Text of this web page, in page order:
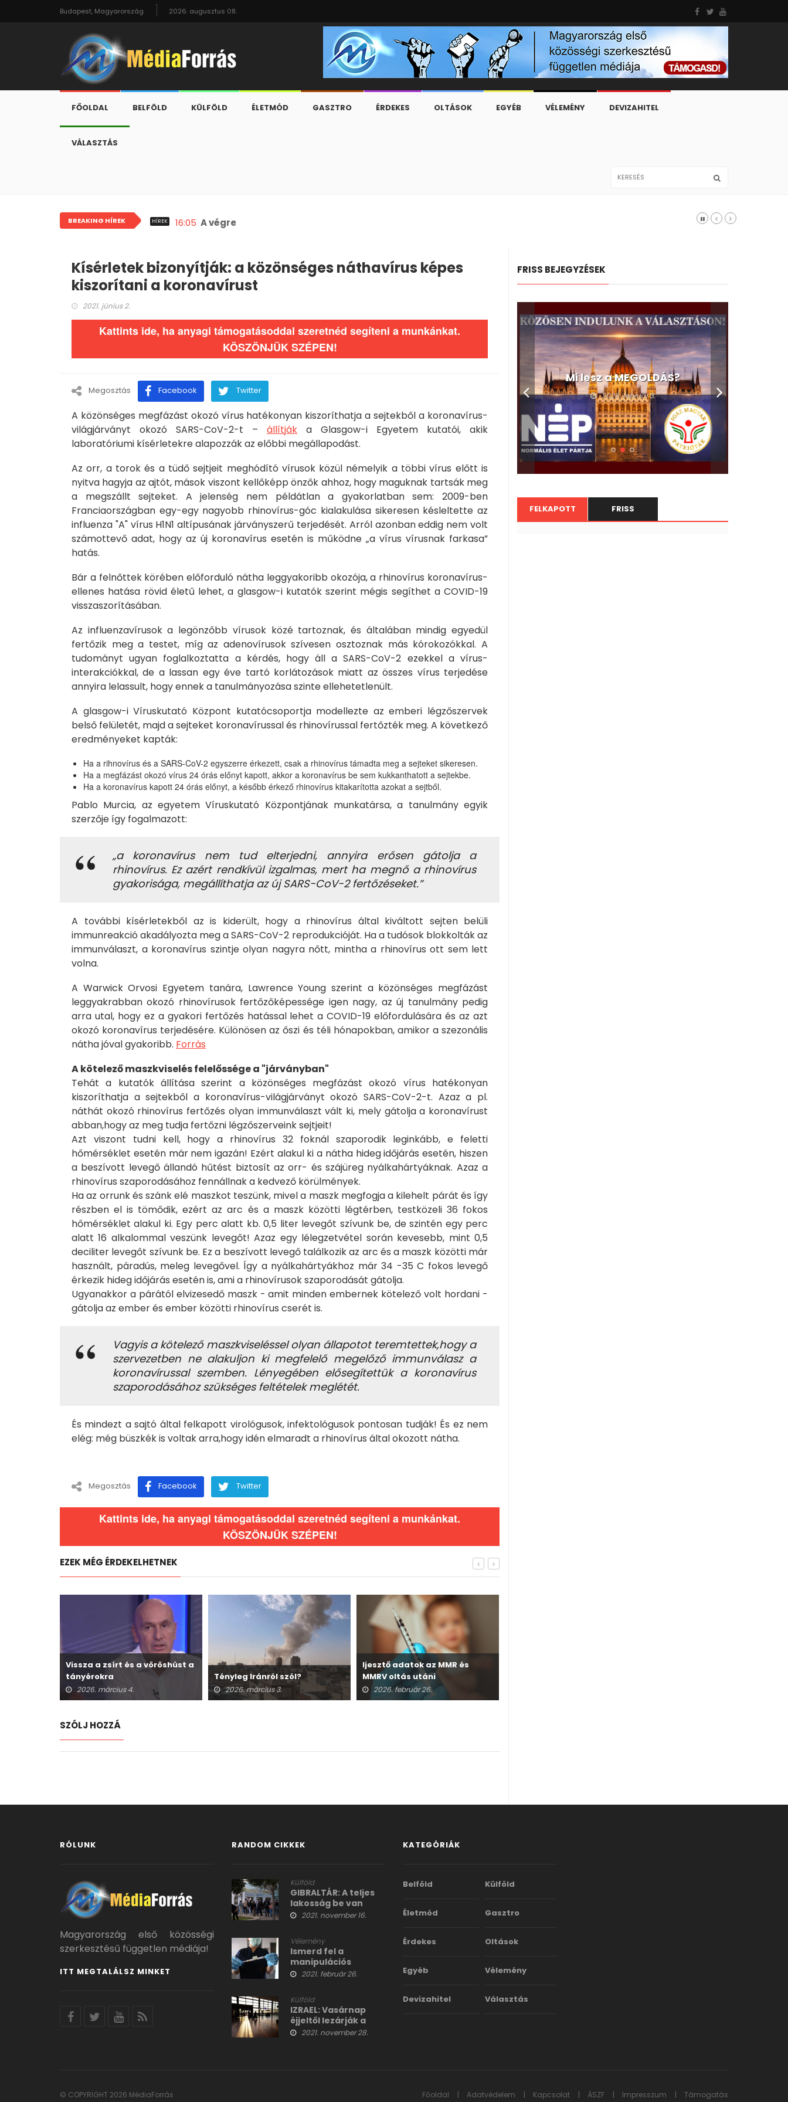
Budapest, Magyarország 2026. augusztus 08.
FŐOLDAL BELFÖLD KÜLFÖLD ÉLETMÓD GASZTRO ÉRDEKES OLTÁSOK EGYÉB VÉLEMÉNY DEVIZAHITEL
VÁLASZTÁS
BREAKING HÍREK HÍREK 16:05 A végrehajtók csalásai
Kísérletek bizonyítják: a közönséges náthavírus képes
kiszorítani a koronavírust
2021. június 2.
Kattints ide, ha anyagi támogatásoddal szeretnéd segíteni a munkánkat.
KÖSZÖNJÜK SZÉPEN!
Megosztás Facebook Twitter
A közönséges megfázást okozó vírus hatékonyan kiszoríthatja a sejtekből a koronavírus-
világjárványt okozó SARS-CoV-2-t – állítják a Glasgow-i Egyetem kutatói, akik
laboratóriumi kísérletekre alapozzák az előbbi megállapodást.
Az orr, a torok és a tüdő sejtjeit meghódító vírusok közül némelyik a többi vírus előtt is
nyitva hagyja az ajtót, mások viszont kellőképp önzők ahhoz, hogy maguknak tartsák meg
a megszállt sejteket. A jelenség nem példátlan a gyakorlatban sem: 2009-ben
Franciaországban egy-egy nagyobb rhinovírus-góc kialakulása sikeresen késleltette az
influenza "A" vírus H1N1 altípusának járványszerű terjedését. Arról azonban eddig nem volt
számottevő adat, hogy az új koronavírus esetén is működne „a vírus vírusnak farkasa”
hatás.
Bár a felnőttek körében előforduló nátha leggyakoribb okozója, a rhinovírus koronavírus-
ellenes hatása rövid életű lehet, a glasgow-i kutatók szerint mégis segíthet a COVID-19
visszaszorításában.
Az influenzavírusok a legönzőbb vírusok közé tartoznak, és általában mindig egyedül
fertőzik meg a testet, míg az adenovírusok szívesen osztoznak más kórokozókkal. A
tudományt ugyan foglalkoztatta a kérdés, hogy áll a SARS-CoV-2 ezekkel a vírus-
interakciókkal, de a lassan egy éve tartó korlátozások miatt az összes vírus terjedése
annyira lelassult, hogy ennek a tanulmányozása szinte ellehetetlenült.
A glasgow-i Víruskutató Központ kutatócsoportja modellezte az emberi légzőszervek
belső felületét, majd a sejteket koronavírussal és rhinovírussal fertőzték meg. A következő
eredményeket kapták:
Ha a rihnovírus és a SARS-CoV-2 egyszerre érkezett, csak a rhinovírus támadta meg a sejteket sikeresen.
Ha a megfázást okozó vírus 24 órás előnyt kapott, akkor a koronavírus be sem kukkanthatott a sejtekbe.
Ha a koronavírus kapott 24 órás előnyt, a később érkező rhinovírus kitakarította azokat a sejtből.
Pablo Murcia, az egyetem Víruskutató Központjának munkatársa, a tanulmány egyik
szerzője így fogalmazott:
„a koronavírus nem tud elterjedni, annyira erősen gátolja a
rhinovírus. Ez azért rendkívül izgalmas, mert ha megnő a rhinovírus
gyakorisága, megállíthatja az új SARS-CoV-2 fertőzéseket.”
A további kísérletekből az is kiderült, hogy a rhinovírus által kiváltott sejten belüli
immunreakció akadályozta meg a SARS-CoV-2 reprodukcióját. Ha a tudósok blokkolták az
immunválaszt, a koronavírus szintje olyan nagyra nőtt, mintha a rhinovírus ott sem lett
volna.
A Warwick Orvosi Egyetem tanára, Lawrence Young szerint a közönséges megfázást
leggyakrabban okozó rhinovírusok fertőzőképessége igen nagy, az új tanulmány pedig
arra utal, hogy ez a gyakori fertőzés hatással lehet a COVID-19 előfordulására és az azt
okozó koronavírus terjedésére. Különösen az őszi és téli hónapokban, amikor a szezonális
nátha jóval gyakoribb. Forrás
A kötelező maszkviselés felelőssége a "járványban"
Tehát a kutatók állítása szerint a közönséges megfázást okozó vírus hatékonyan
kiszoríthatja a sejtekből a koronavírus-világjárványt okozó SARS-CoV-2-t. Azaz a pl.
náthát okozó rhinovírus fertőzés olyan immunválaszt vált ki, mely gátolja a koronavírust
abban,hogy az meg tudja fertőzni légzőszerveink sejtjeit!
Azt viszont tudni kell, hogy a rhinovírus 32 foknál szaporodik leginkább, e feletti
hőmérséklet esetén már nem igazán! Ezért alakul ki a nátha hideg időjárás esetén, hiszen
a beszívott levegő állandó hűtést biztosít az orr- és szájüreg nyálkahártyáknak. Azaz a
rhinovírus szaporodásához fennállnak a kedvező körülmények.
Ha az orrunk és szánk elé maszkot teszünk, mivel a maszk megfogja a kilehelt párát és így
részben el is tömődik, ezért az arc és a maszk közötti légtérben, testközeli 36 fokos
hőmérséklet alakul ki. Egy perc alatt kb. 0,5 liter levegőt szívunk be, de szintén egy perc
alatt 16 alkalommal veszünk levegőt! Azaz egy lélegzetvétel során kevesebb, mint 0,5
deciliter levegőt szívunk be. Ez a beszívott levegő találkozik az arc és a maszk közötti már
használt, páradús, meleg levegővel. Így a nyálkahártyákhoz már 34 -35 C fokos levegő
érkezik hideg időjárás esetén is, ami a rhinovírusok szaporodását gátolja.
Ugyanakkor a párától elvizesedő maszk - amit minden embernek kötelező volt hordani -
gátolja az ember és ember közötti rhinovírus cserét is.
Vagyis a kötelező maszkviseléssel olyan állapotot teremtettek,hogy a
szervezetben ne alakuljon ki megfelelő megelőző immunválasz a
koronavírussal szemben. Lényegében elősegítettük a koronavírus
szaporodásához szükséges feltételek meglétét.
És mindezt a sajtó által felkapott virológusok, infektológusok pontosan tudják! És ez nem
elég: még büszkék is voltak arra,hogy idén elmaradt a rhinovírus által okozott nátha.
Megosztás Facebook Twitter
Kattints ide, ha anyagi támogatásoddal szeretnéd segíteni a munkánkat.
KÖSZÖNJÜK SZÉPEN!
EZEK MÉG ÉRDEKELHETNEK
Vissza a zsírt és a vöröshúst a
tányérokra
2026. március 4.
Tényleg Iránról szól?
2026. március 3.
Ijesztő adatok az MMR és
MMRV oltás utáni
halálesetekről
2026. február 26.
SZÓLJ HOZZÁ
FRISS BEJEGYZÉSEK
A devizahitelesek és a C-
630/23-as ügy
2026. február 2.
FELKAPOTT FRISS
RÓLUNK
Magyarország első közösségi
szerkesztésű független médiája!
ITT MEGTALÁLSZ MINKET
RANDOM CIKKEK
Külföld
GIBRALTÁR: A teljes
lakosság be van
oltva, mégis
2021. november 16.
Vélemény
Ismerd fel a
manipulációs
technikákat
2021. február 26.
Külföld
IZRAEL: Vasárnap
éjjeltől lezárják a
határokat
2021. november 28.
KATEGÓRIÁK
Belföld Külföld
Életmód Gasztro
Érdekes Oltások
Egyéb Vélemény
Devizahitel Választás
© COPYRIGHT 2026 MédiaForrás Főoldal Adatvédelem Kapcsolat ÁSZF Impresszum Támogatás